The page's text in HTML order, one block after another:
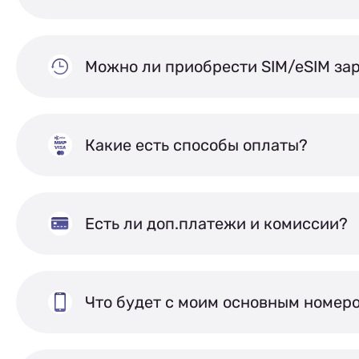
Можно ли приобрести SIM/eSIM
Какие есть способы оплаты?
Есть ли доп.платежи и комиссии?
Что будет с моим основным